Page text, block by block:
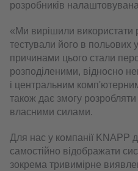
розробників
«Ми вирішили використати
тестували його в
причинами цього стали
розподіленими, відносно
і центральним
також дає змогу
власними силами.
Для нас у компанії KNAPP
самостійно відображати
зокрема тривимірне